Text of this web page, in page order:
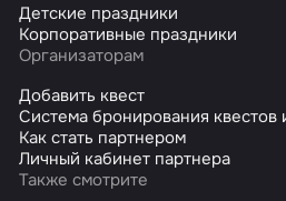
Детские праздники
Корпоративные праздники
Организаторам
Добавить квест
Система бронирования
Как стать партнером
Личный кабинет партнера
Также смотрите